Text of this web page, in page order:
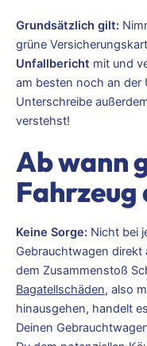
Grundsätzlich gilt:
grüne
Unfallbericht mit und
am besten noch an der
Unterschreibe
verstehst!
Ab wann
Keine Sorge: Nicht bei
Gebrauchtwagen direkt
dem Zusammenstoß
Bagatellschäden, also
hinausgehen, handelt
Deinen